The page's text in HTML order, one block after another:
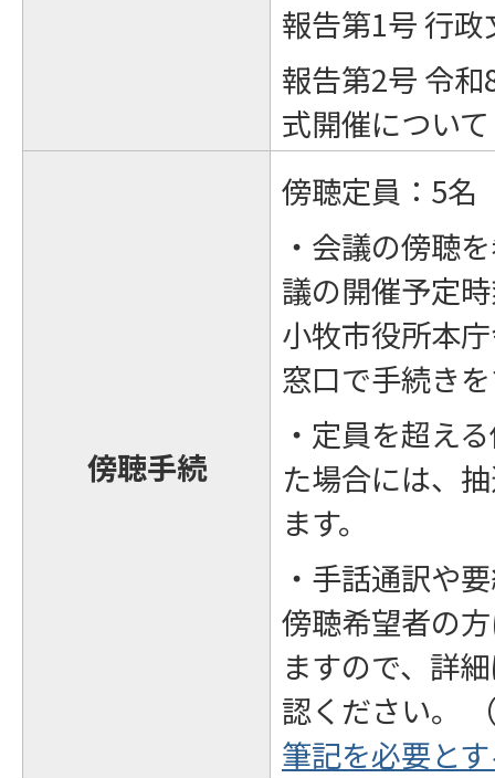
報告第1号 行
報告第2号 令
式開催について
傍聴手続
傍聴定員：5名
・会議の傍聴
議の開催予定
小牧市役所本
窓口で手続き
・定員を超え
た場合には、
ます。
・手話通訳や
傍聴希望者の
ますので、詳
認ください。
筆記を必要と